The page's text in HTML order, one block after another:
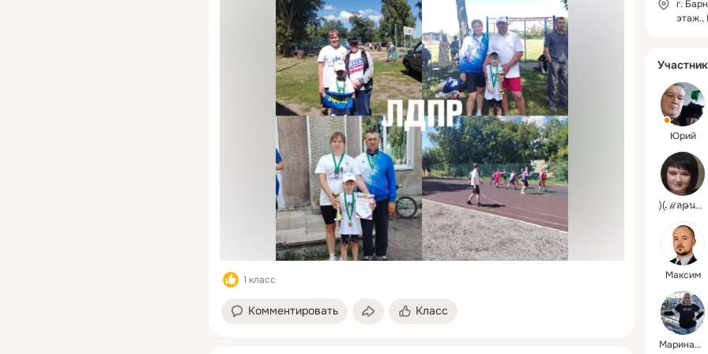
жизни, а ребята учатся
ставить цели и добиваться
побед! 💪
вписали героические
страницы в историю нашей
страны, проявив верность
присяге и мужество в
сложных ситуациях. Подвиг
пограничников мы обязаны
помнить и передавать
дальше. Никито не забыть,
ничто не забыто. Гордимся
нашими Героями! 🇷🇺
1 класс
Комментировать Класс
г.
этаж.,
Юрий
)(ℳลթนнøчkล
Максим
Маринаღஐ♥